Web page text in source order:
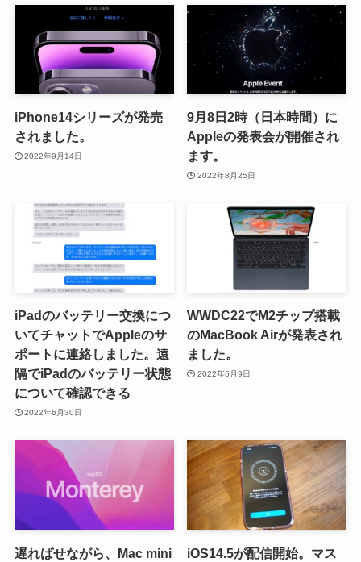
iPhone14シリーズが発売
されました。
2022年9月14日
9月8日2時（日本時間）に
Appleの発表会が開催され
ます。
2022年8月25日
iPadのバッテリー交換につ
いてチャットでAppleのサ
ポートに連絡しました。遠
隔でiPadのバッテリー状態
について確認できる
2022年6月30日
WWDC22でM2チップ搭載
のMacBook Airが発表され
ました。
2022年6月9日
遅ればせながら、Mac mini
iOS14.5が配信開始。マス